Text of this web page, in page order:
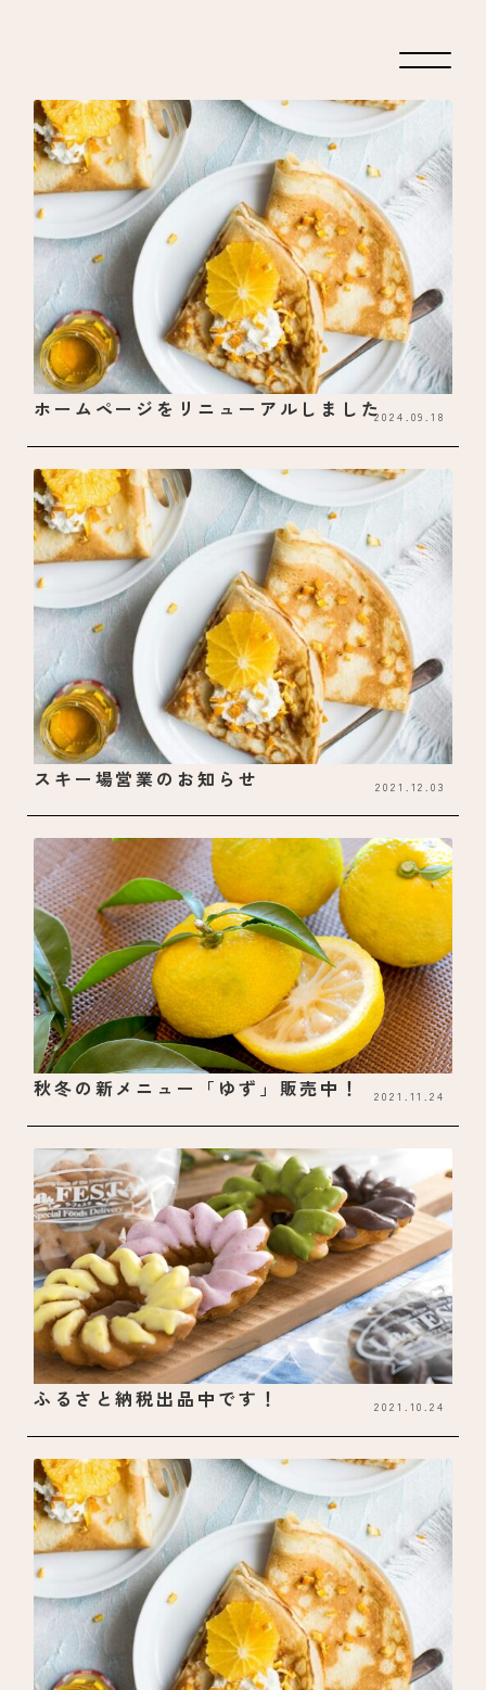
ホームページをリニューアルしました2024.09.18
スキー場営業のお知らせ 2021.12.03
秋冬の新メニュー「ゆず」販売中！ 2021.11.24
ふるさと納税出品中です！ 2021.10.24